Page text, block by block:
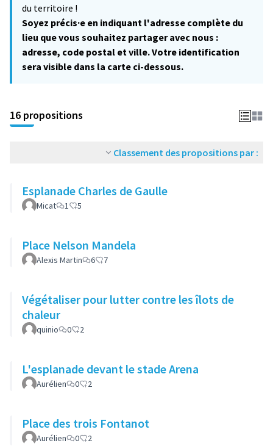
du territoire !
Soyez précis·e en indiquant l'adresse complète du
lieu que vous souhaitez partager avec nous :
adresse, code postal et ville. Votre identification
sera visible dans la carte ci-dessous.
16 propositions
Classement des propositions par :
Esplanade Charles de Gaulle
Micat 1 5
Place Nelson Mandela
Alexis Martin 6 7
Végétaliser pour lutter contre les îlots de
chaleur
quinio 0 2
L'esplanade devant le stade Arena
Aurélien 0 2
Place des trois Fontanot
Aurélien 0 2